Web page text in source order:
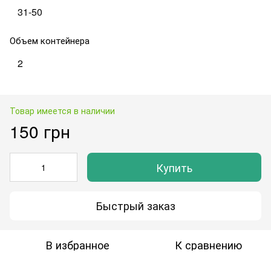
31-50
Объем контейнера
2
Товар имеется в наличии
150 грн
Купить
Быстрый заказ
В избранное К сравнению